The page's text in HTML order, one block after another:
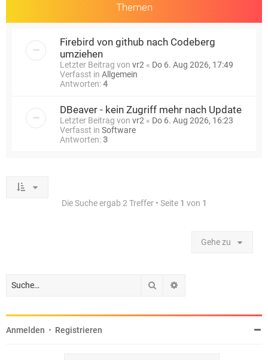
Themen
Firebird von github nach Codeberg
umziehen
Letzter Beitrag von vr2 « Do 6. Aug 2026, 17:49
Verfasst in Allgemein
Antworten:4
DBeaver - kein Zugriff mehr nach Update
Letzter Beitrag von vr2 « Do 6. Aug 2026, 16:23
Verfasst in Software
Antworten:3
Die Suche ergab 2 Treffer • Seite 1 von 1
Gehe zu
Suche
Anmelden • Registrieren